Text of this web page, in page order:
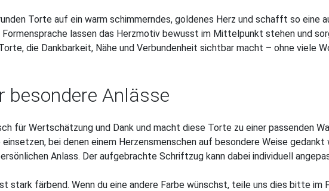
Torte auf ein warm schimmerndes, goldenes Herz und schafft so eine
lassen das Herzmotiv bewusst im Mittelpunkt stehen und
die Dankbarkeit, Nähe und Verbundenheit sichtbar macht – ohne viele
besondere Anlässe
für Wertschätzung und Dank und macht diese Torte zu einer passenden
bei denen einem Herzensmenschen auf besondere Weise
Anlass. Der aufgebrachte Schriftzug kann dabei individuell
stark färbend. Wenn du eine andere Farbe wünschst, teile uns dies bitte im